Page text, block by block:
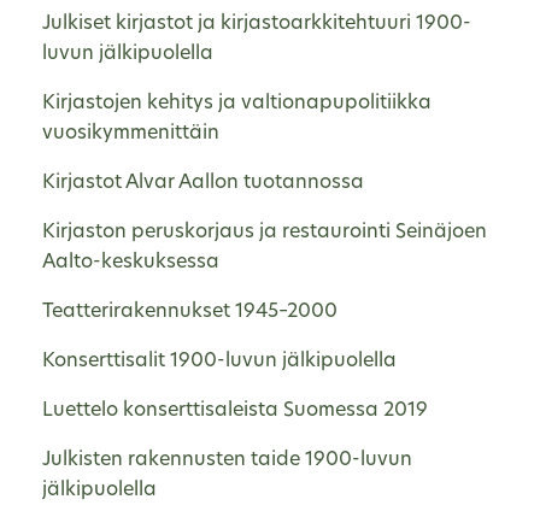
Julkiset kirjastot ja kirjastoarkkitehtuuri 1900-
luvun jälkipuolella
Kirjastojen kehitys ja valtionapupolitiikka
vuosikymmenittäin
Kirjastot Alvar Aallon tuotannossa
Kirjaston peruskorjaus ja restaurointi Seinäjoen
Aalto-keskuksessa
Teatterirakennukset 1945–2000
Konserttisalit 1900-luvun jälkipuolella
Luettelo konserttisaleista Suomessa 2019
Julkisten rakennusten taide 1900-luvun
jälkipuolella